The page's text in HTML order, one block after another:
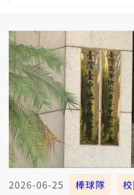
2026-06-25 棒球隊